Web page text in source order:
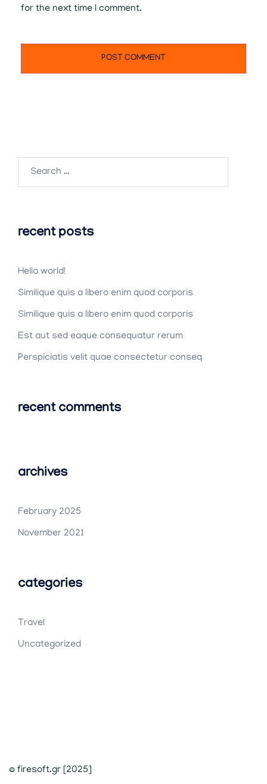
for the next time I comment.
recent posts
Hello world!
Similique quis a libero enim quod corporis
Similique quis a libero enim quod corporis
Est aut sed eaque consequatur rerum
Perspiciatis velit quae consectetur conseq
recent comments
archives
February 2025
November 2021
categories
Travel
Uncategorized
© firesoft.gr [2025]